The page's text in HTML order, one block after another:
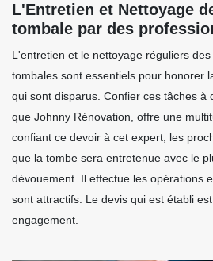
L'Entretien et Nettoyage
tombale par des
L'entretien et le nettoyage réguliers
tombales sont essentiels pour honorer
qui sont disparus. Confier ces tâches à
que Johnny Rénovation, offre une
confiant ce devoir à cet expert, les
que la tombe sera entretenue avec le
dévouement. Il effectue les opérations
sont attractifs. Le devis qui est établi
engagement.